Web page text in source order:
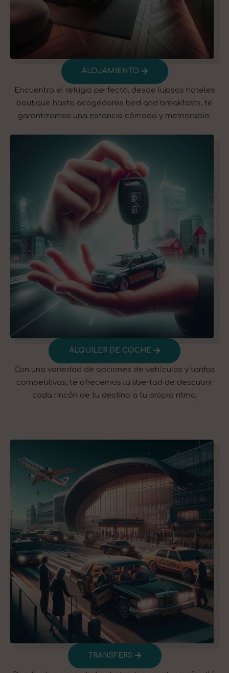
ALOJAMIENTO​
Encuentra el refugio perfecto, desde lujosos hoteles
boutique hasta acogedores bed and breakfasts, te
garantizamos una estancia cómoda y memorable.
ALQUILER DE COCHE​
Con una variedad de opciones de vehículos y tarifas
competitivas, te ofrecemos la libertad de descubrir
cada rincón de tu destino a tu propio ritmo.
TRANSFERS​